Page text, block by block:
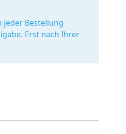
jeder Bestellung
Erst nach Ihrer